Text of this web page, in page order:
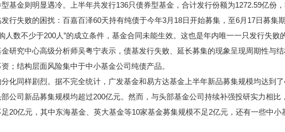
金则明显遇冷。上半年共发行136只债券型基金，合计发行份额为1272.59亿份，
行失败的困扰：百嘉百泽60天持有纯债于今年3月18日开始募集，至6月17日募集
人数不少于200人”的成立条件，基金合同未能生效。这也是年内唯一一只发行失败
究中心高级分析师吴粤宁表示，债基发行失败、延长募集的现象呈现周期性与
；结构层面风险集中于中小基金公司纯债产品。
同样剧烈。据不完全统计，广发基金和易方达基金上半年新品募集规模均达到
公司新品募集规模均超过200亿元。然而，与头部基金公司持续补强投研实力相
20亿元，其中东海基金、英大基金等10家基金募集规模不足2亿元，还有一些中